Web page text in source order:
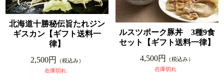
北海道十勝秘伝旨たれジン
ギスカン【ギフト送料一
律】
2,500円
（税込み）
在庫切れ
ルスツポーク豚丼 3種9食
セット【ギフト送料一律】
4,500円
（税込み）
在庫切れ